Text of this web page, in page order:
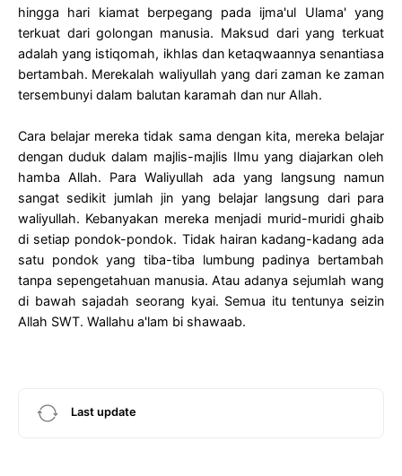
hingga hari kiamat berpegang pada ijma'ul Ulama' yang
terkuat dari golongan manusia. Maksud dari yang terkuat
adalah yang istiqomah, ikhlas dan ketaqwaannya senantiasa
bertambah. Merekalah waliyullah yang dari zaman ke zaman
tersembunyi dalam balutan karamah dan nur Allah.
Cara belajar mereka tidak sama dengan kita, mereka belajar
dengan duduk dalam majlis-majlis Ilmu yang diajarkan oleh
hamba Allah. Para Waliyullah ada yang langsung namun
sangat sedikit jumlah jin yang belajar langsung dari para
waliyullah. Kebanyakan mereka menjadi murid-muridi ghaib
di setiap pondok-pondok. Tidak hairan kadang-kadang ada
satu pondok yang tiba-tiba lumbung padinya bertambah
tanpa sepengetahuan manusia. Atau adanya sejumlah wang
di bawah sajadah seorang kyai. Semua itu tentunya seizin
Allah SWT. Wallahu a'lam bi shawaab.
Last update